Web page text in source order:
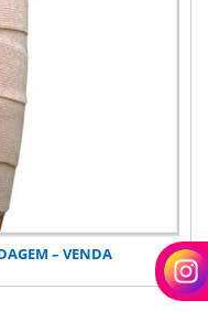
– VENDA